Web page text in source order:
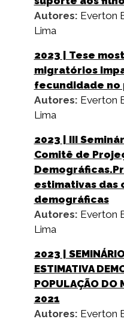
Autores: Everton
Lima
2023 | Tese
migratórios
fecundidade no
Autores: Everton
Lima
2023 | III
Comitê de
estimativas das
demográficas
Autores: Everton
Lima
2023 |
ESTIMATIVA
POPULAÇÃO DO
2021
Autores: Everton